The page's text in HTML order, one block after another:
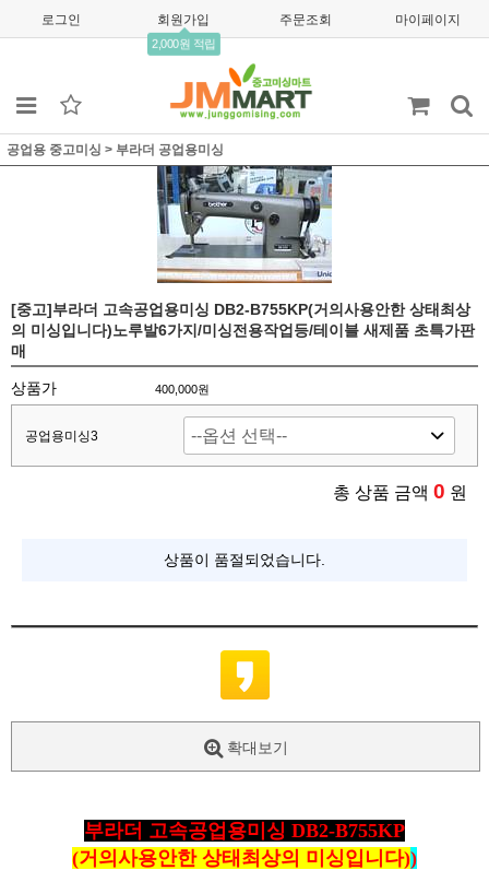
로그인 회원가입
2,000원 적립
주문조회 마이페이지
공업용 중고미싱 > 부라더 공업용미싱
[중고]부라더 고속공업용미싱 DB2-B755KP(거의사용안한 상태최상
의 미싱입니다)노루발6가지/미싱전용작업등/테이블 새제품 초특가판
매
상품가 400,000원
공업용미싱3
총 상품 금액 0 원
상품이 품절되었습니다.
확대보기
부라더 고속공업용미싱 DB2-B755KP
(거의사용안한 상태최상의 미싱입니다))